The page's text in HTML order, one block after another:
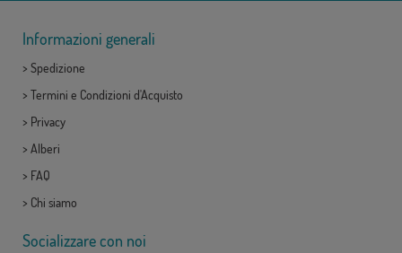
Informazioni generali
> Spedizione
> Termini e Condizioni d'Acquisto
> Privacy
> Alberi
> FAQ
> Chi siamo
Socializzare con noi